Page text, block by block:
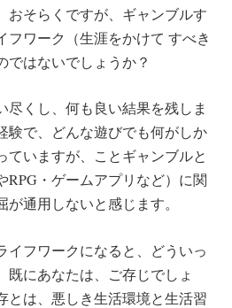
そらくですが、ギャンブルす
フワーク（生涯をかけて すべき
ではないでしょうか？
尽くし、何も良い結果を残しま
験で、どんな遊びでも何がしか
ていますが、ことギャンブルと
RPG・ゲームアプリなど）に関
通用しないと感じます。
イフワークになると、どういっ
にあなたは、ご存じでしょ
とは、悪しき生活環境と生活習